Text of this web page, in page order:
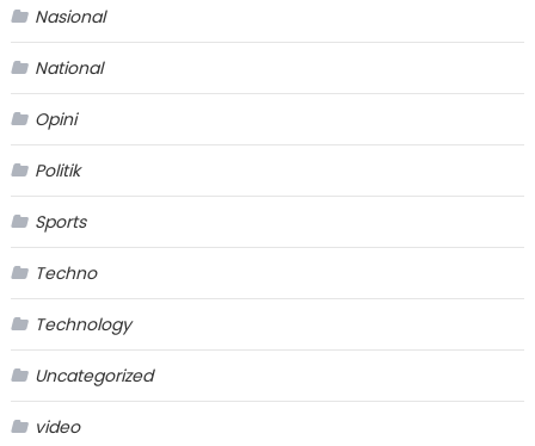
Nasional
National
Opini
Politik
Sports
Techno
Technology
Uncategorized
video